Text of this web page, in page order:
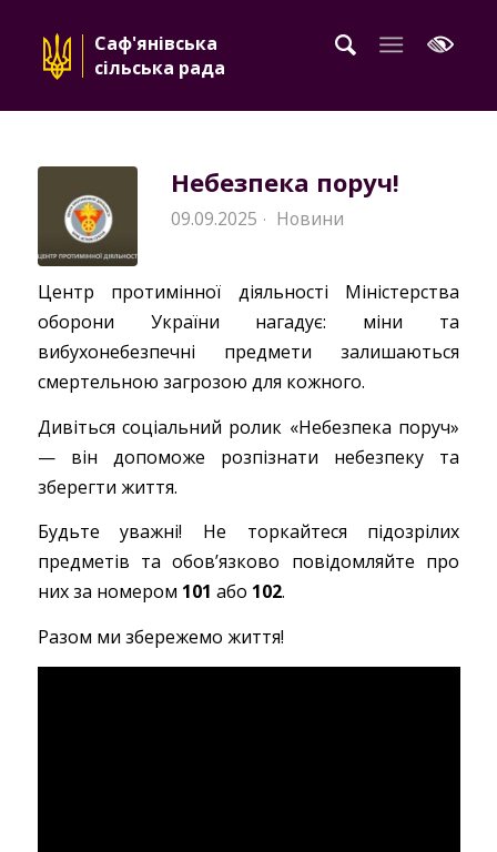
Саф'янівська
сільська рада
Небезпека поруч!
09.09.2025 · Новини
Центр протимінної діяльності Міністерства
оборони України нагадує: міни та
вибухонебезпечні предмети залишаються
смертельною загрозою для кожного.
Дивіться соціальний ролик «Небезпека поруч»
— він допоможе розпізнати небезпеку та
зберегти життя.
Будьте уважні! Не торкайтеся підозрілих
предметів та обов’язково повідомляйте про
них за номером 101 або 102.
Разом ми збережемо життя!